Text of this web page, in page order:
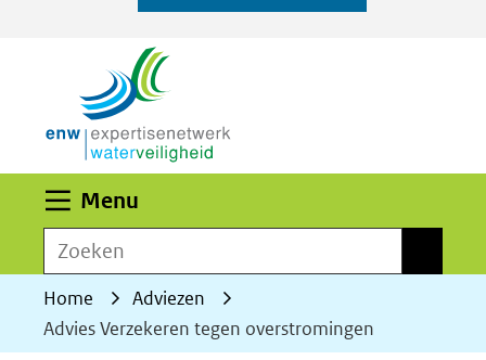
website
worden
toegestaan
geweigerd.
Menu
Zoeken
Home
Adviezen
Advies Verzekeren tegen overstromingen